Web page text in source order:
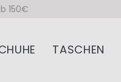
150€
TASCHEN